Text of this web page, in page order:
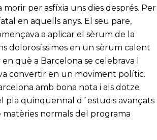
per asfíxia uns dies després. Per
en aquells anys. El seu pare,
a aplicar el sèrum de la
dolorosíssimes en un sèrum calent
què a Barcelona se celebrava l
va convertir en un moviment polític.
amb bona nota i als dotze
pla quinquennal d´estudis avançats
matèries normals del programa